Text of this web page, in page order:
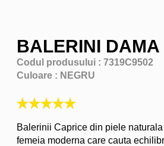
BALERINI DAMA
Codul produsului : 7319C9502
Culoare : NEGRU
Balerinii Caprice din piele
femeia moderna care cauta